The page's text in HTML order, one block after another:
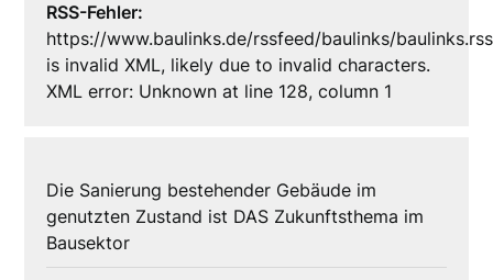
RSS-Fehler:
https://www.baulinks.de/rssfeed/baulinks/baulinks.rss
is invalid XML, likely due to invalid characters.
XML error: Unknown at line 128, column 1
Die Sanierung bestehender Gebäude im
genutzten Zustand ist DAS Zukunftsthema im
Bausektor